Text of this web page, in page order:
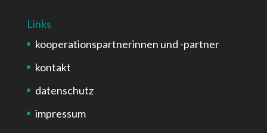
Links
kooperationspartnerinnen und -partner
kontakt
datenschutz
impressum